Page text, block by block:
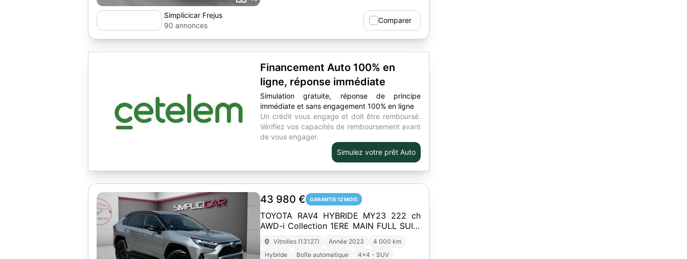
Simplicicar Frejus
90 annonces
Comparer
Financement Auto 100% en
ligne, réponse immédiate
Simulation gratuite, réponse de principe
immédiate et sans engagement 100% en ligne
Un crédit vous engage et doit être remboursé.
Vérifiez vos capacités de remboursement avant
de vous engager.
Simulez votre prêt Auto
43 980 € GARANTIE 12 MOIS
TOYOTA RAV4 HYBRIDE MY23 222 ch
AWD-i Collection 1ERE MAIN FULL SUIVI
TOYOTA GARANTIE MARCHEPIEDS TOIT
OUVRANT PANO SONO JBL
Vitrolles (13127) Année 2023
4 000 km
Hybride
Boîte automatique 4x4 - SUV